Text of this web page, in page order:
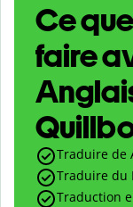
Ce
faire
Traduire de
Traduire du
Traduction